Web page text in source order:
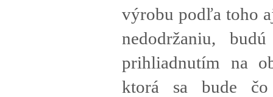
výrobu podľa toho
nedodržaniu,
prihliadnutím na
ktorá sa bude čo